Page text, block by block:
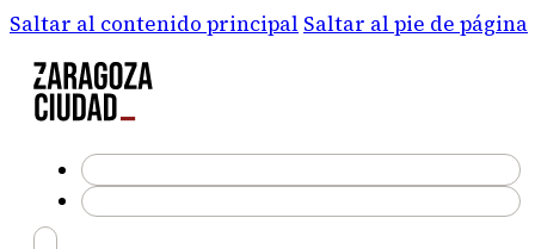
Saltar al contenido principal Saltar al pie de página